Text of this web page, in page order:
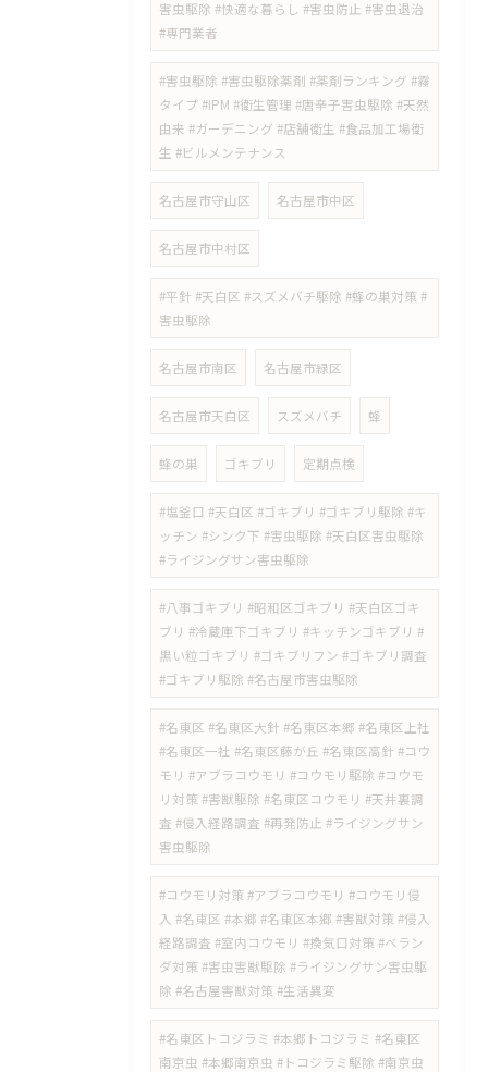
害虫駆除 #快適な暮らし #害虫防止 #害虫退治
#専門業者
#害虫駆除 #害虫駆除薬剤 #薬剤ランキング #霧
タイプ #IPM #衛生管理 #唐辛子害虫駆除 #天然
由来 #ガーデニング #店舗衛生 #食品加工場衛
生 #ビルメンテナンス
名古屋市守山区 名古屋市中区
名古屋市中村区
#平針 #天白区 #スズメバチ駆除 #蜂の巣対策 #
害虫駆除
名古屋市南区 名古屋市緑区
名古屋市天白区 スズメバチ 蜂
蜂の巣 ゴキブリ 定期点検
#塩釜口 #天白区 #ゴキブリ #ゴキブリ駆除 #キ
ッチン #シンク下 #害虫駆除 #天白区害虫駆除
#ライジングサン害虫駆除
#八事ゴキブリ #昭和区ゴキブリ #天白区ゴキ
ブリ #冷蔵庫下ゴキブリ #キッチンゴキブリ #
黒い粒ゴキブリ #ゴキブリフン #ゴキブリ調査
#ゴキブリ駆除 #名古屋市害虫駆除
#名東区 #名東区大針 #名東区本郷 #名東区上社
#名東区一社 #名東区藤が丘 #名東区高針 #コウ
モリ #アブラコウモリ #コウモリ駆除 #コウモ
リ対策 #害獣駆除 #名東区コウモリ #天井裏調
査 #侵入経路調査 #再発防止 #ライジングサン
害虫駆除
#コウモリ対策 #アブラコウモリ #コウモリ侵
入 #名東区 #本郷 #名東区本郷 #害獣対策 #侵入
経路調査 #室内コウモリ #換気口対策 #ベラン
ダ対策 #害虫害獣駆除 #ライジングサン害虫駆
除 #名古屋害獣対策 #生活異変
#名東区トコジラミ #本郷トコジラミ #名東区
南京虫 #本郷南京虫 #トコジラミ駆除 #南京虫